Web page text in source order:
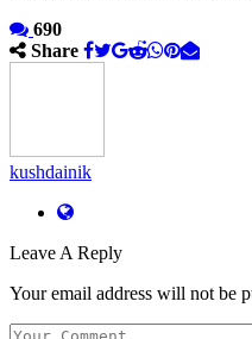
690
Share
kushdainik
Leave A Reply
Your email address will not be